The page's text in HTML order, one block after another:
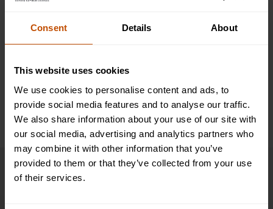
Consent Details About
This website uses cookies
We use cookies to personalise content and ads, to
provide social media features and to analyse our traffic.
We also share information about your use of our site with
our social media, advertising and analytics partners who
may combine it with other information that you’ve
provided to them or that they’ve collected from your use
of their services.
uno de los museos más famosos del mundo y alberga una
colección vasta y diversa de más de 8 millones de artefactos
1753, el museo abarca más de 2 millones de años de historia
de la humanidad, desde las civilizaciones antiguas hasta los
tiempos modernos.
Cronograma